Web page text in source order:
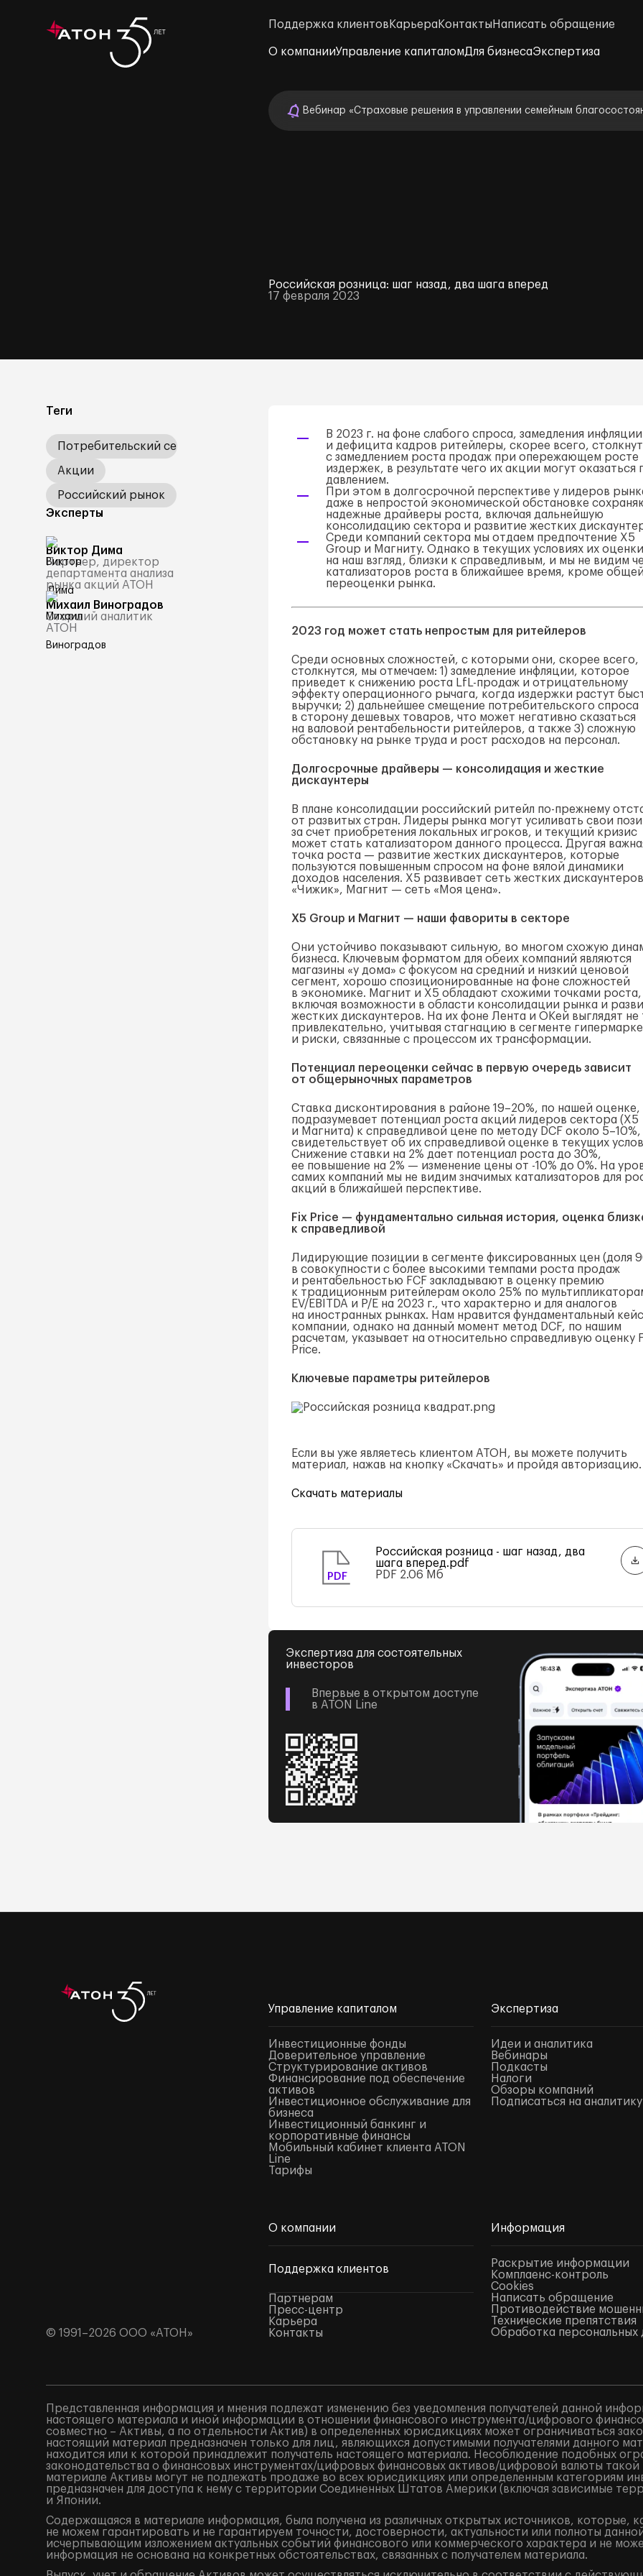
Поддержка клиентов Карьера Контакты Написать обращение
О компанииУправление капиталомДля бизнесаЭкспертиза
Вебинар «Страховые решения в управлении семейным
Российская розница: шаг назад, два шага вперед
17 февраля 2023
Теги
Потребительский сектор
Акции
Российский рынок
Эксперты
Виктор Дима
Партнер, директор
департамента анализа
рынка акций АТОН
Михаил Виноградов
Старший аналитик
АТОН
В 2023 г. на фоне слабого спроса, замедления инфляции
и дефицита кадров ритейлеры, скорее всего,
с замедлением роста продаж при опережающем росте
издержек, в результате чего их акции могут оказаться
давлением.
При этом в долгосрочной перспективе у лидеров
даже в непростой экономической обстановке
надежные драйверы роста, включая дальнейшую
консолидацию сектора и развитие жестких
Среди компаний сектора мы отдаем предпочтение X5
Group и Магниту. Однако в текущих условиях их
на наш взгляд, близки к справедливым, и мы не видим
катализаторов роста в ближайшее время, кроме общей
переоценки рынка.
2023 год может стать непростым для ритейлеров
Среди основных сложностей, с которыми они, скорее всего,
столкнутся, мы отмечаем: 1) замедление инфляции, которое
приведет к снижению роста LfL-продажи отрицательному
эффекту операционного рычага, когда издержки растут
выручки; 2) дальнейшее смещение потребительского спроса
в сторону дешевых товаров, что может негативно сказаться
на валовой рентабельности ритейлеров, а также 3) сложную
обстановку на рынке труда и рост расходов на персонал.
Долгосрочные драйверы — консолидация и жесткие
дискаунтеры
В плане консолидации российский ритейл по-прежнему
от развитых стран. Лидеры рынка могут усиливать свои
за счет приобретения локальных игроков, и текущий кризис
может стать катализатором данного процесса. Другая
точка роста — развитие жестких дискаунтеров, которые
пользуются повышенным спросом на фоне вялой динамики
доходов населения. X5 развивает сеть жестких дискаунтеров
«Чижик», Магнит — сеть «Моя цена».
X5 Group и Магнит — наши фавориты в секторе
Они устойчиво показывают сильную, во многом схожую
бизнеса. Ключевым форматом для обеих компаний являются
магазины «у дома» с фокусом на средний и низкий ценовой
сегмент, хорошо спозиционированные на фоне сложностей
в экономике. Магнит и X5 обладают схожими точками роста,
включая возможности в области консолидации рынка и
жестких дискаунтеров. На их фоне Лента и ОКей выглядят не
привлекательно, учитывая стагнацию в сегменте
и риски, связанные с процессом их трансформации.
Потенциал переоценки сейчас в первую очередь зависит
от общерыночных параметров
Ставка дисконтирования в районе 19–20%, по нашей оценке,
подразумевает потенциал роста акций лидеров сектора (X5
и Магнита) к справедливой цене по методу DCF около 5–10%,
свидетельствует об их справедливой оценке в текущих
Снижение ставки на 2% дает потенциал роста до 30%,
ее повышение на 2% — изменение цены от -10% до 0%. На
самих компаний мы не видим значимых катализаторов для
акций в ближайшей перспективе.
Fix Price — фундаментально сильная история, оценка
к справедливой
Лидирующие позиции в сегменте фиксированных цен (доля
в совокупности с более высокими темпами роста продаж
и рентабельностью FCF закладывают в оценку премию
к традиционным ритейлерам около 25% по
EV/EBITDA и P/E на 2023 г., что характерно и для аналогов
на иностранных рынках. Нам нравится фундаментальный кейс
компании, однако на данный момент метод DCF, по нашим
расчетам, указывает на относительно справедливую оценку
Price.
Ключевые параметры ритейлеров
Если вы уже являетесь клиентом АТОН, вы можете получить
материал, нажав на кнопку «Скачать» и пройдя авторизацию.
Скачать материалы
PDF
Российская розница - шаг назад, два
шага вперед.pdf
PDF 2.06 Мб
Экспертиза для состоятельных
инвесторов
Впервые в открытом доступе
в ATON Line
© 1991–2026 ООО «АТОН»
Управление капиталом
Инвестиционные фонды
Доверительное управление
Структурирование активов
Финансирование под обеспечение
активов
Инвестиционное обслуживание для
бизнеса
Инвестиционный банкинг и
корпоративные финансы
Мобильный кабинет клиента ATON
Line
Тарифы
Экспертиза
Идеи и аналитика
Вебинары
Подкасты
Налоги
Обзоры компаний
Подписаться на аналитику
О компании
Поддержка клиентов
Партнерам
Пресс-центр
Карьера
Контакты
Информация
Раскрытие информации
Комплаенс-контроль
Cookies
Написать обращение
Противодействие
Технические препятствия
Обработка персональных
Представленная информация и мнения подлежат изменению без уведомления получателей данной
настоящего материала и иной информации в отношении финансового инструмента/цифрового
совместно – Активы, а по отдельности Актив) в определенных юрисдикциях может ограничиваться
настоящий материал предназначен только для лиц, являющихся допустимыми получателями данного
находится или к которой принадлежит получатель настоящего материала. Несоблюдение подобных
законодательства о финансовых инструментах/цифровых финансовых активов/цифровой валюты
материале Активы могут не подлежать продаже во всех юрисдикциях или определенным категориям
предназначен для доступа к нему с территории Соединенных Штатов Америки (включая зависимые
и Японии.
Содержащаяся в материале информация, была получена из различных открытых источников, которые,
не можем гарантировать и не гарантируем точности, достоверности, актуальности или полноты
исчерпывающим изложением актуальных событий финансового или коммерческого характера и не
информация не основана на конкретных обстоятельствах, связанных с получателем материала.